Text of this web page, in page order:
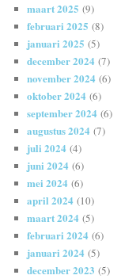
maart 2025 (9)
februari 2025 (8)
januari 2025 (5)
december 2024 (7)
november 2024 (6)
oktober 2024 (6)
september 2024 (6)
augustus 2024 (7)
juli 2024 (4)
juni 2024 (6)
mei 2024 (6)
april 2024 (10)
maart 2024 (5)
februari 2024 (6)
januari 2024 (5)
december 2023 (5)